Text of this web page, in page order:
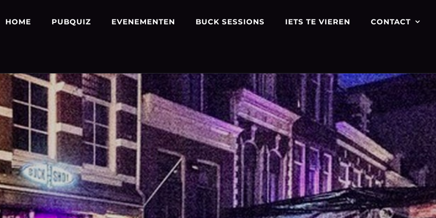
HOME PUBQUIZ EVENEMENTEN BUCK SESSIONS IETS TE VIEREN CONTACT